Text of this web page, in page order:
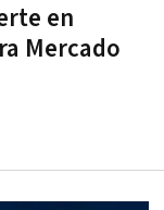
en
Mercado